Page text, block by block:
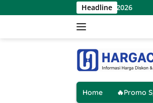
ke
Headline
Terbaru 7 – 9 Agustus 2026
Home 🔥Promo